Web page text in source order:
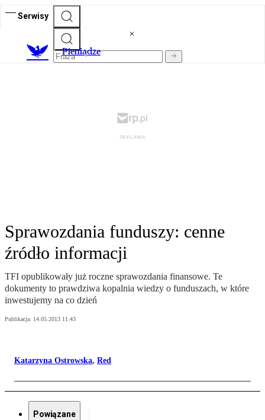
Serwisy
Pieniądze
Sprawozdania funduszy: cenne
źródło informacji
TFI opublikowały już roczne sprawozdania finansowe. Te
dokumenty to prawdziwa kopalnia wiedzy o funduszach, w które
inwestujemy na co dzień
Publikacja: 14.05.2013 11:43
Katarzyna Ostrowska, Red
Powiązane